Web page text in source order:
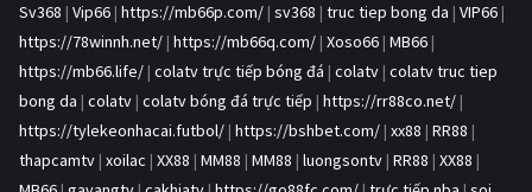
Sv368 | Vip66 | https://mb66p.com/ | sv368 | truc tiep bong da | VIP66 |
https://78winnh.net/ | https://mb66q.com/ | Xoso66 | MB66 |
https://mb66.life/ | colatv trực tiếp bóng đá | colatv | colatv truc tiep
bong da | colatv | colatv bóng đá trực tiếp | https://rr88co.net/ |
https://tylekeonhacai.futbol/ | https://bshbet.com/ | xx88 | RR88 |
thapcamtv | xoilac | XX88 | MM88 | MM88 | luongsontv | RR88 | XX88 |